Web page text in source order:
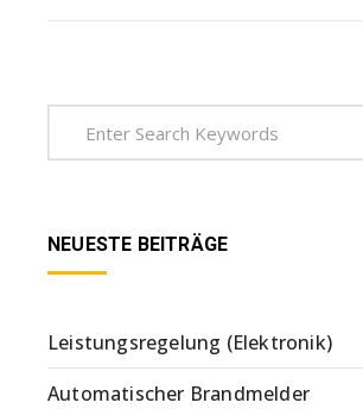
NEUESTE BEITRÄGE
Leistungsregelung (Elektronik)
Automatischer Brandmelder